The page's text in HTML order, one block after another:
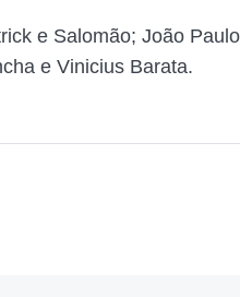
e Salomão; João
e Vinicius Barata.